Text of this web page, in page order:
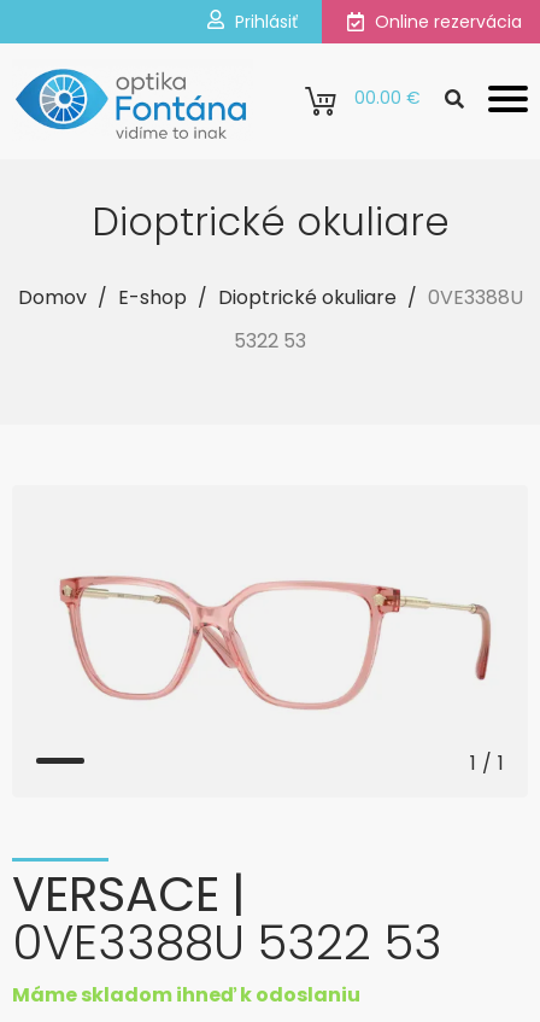
Prihlásiť Online rezervácia
00.00 €
Dioptrické okuliare
Domov / E-shop / Dioptrické okuliare / 0VE3388U
5322 53
1 / 1
VERSACE |
0VE3388U 5322 53
Máme skladom ihneď k odoslaniu